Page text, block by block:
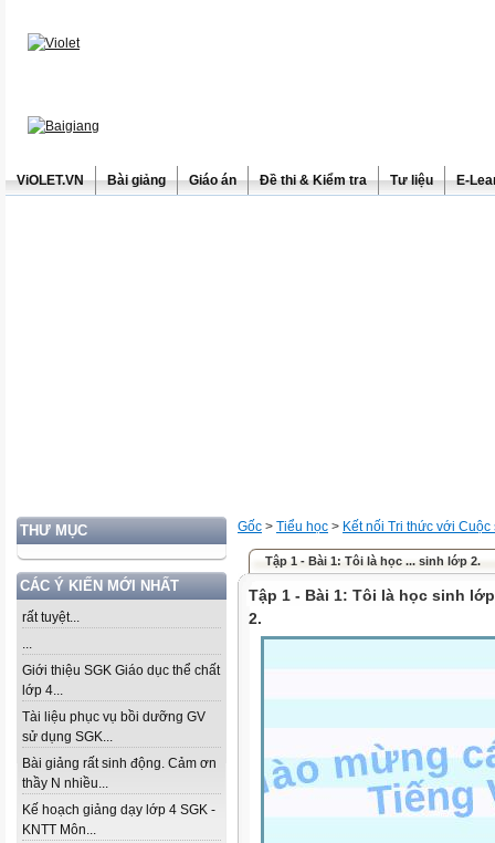
ViOLET.VN Bài giảng Giáo án Đề thi & Kiểm tra Tư liệu E-
THƯ MỤC
CÁC Ý KIẾN MỚI NHẤT
rất tuyệt...
...
Giới thiệu SGK Giáo dục thể chất
lớp 4...
Tài liệu phục vụ bồi dưỡng GV
sử dụng SGK...
Bài giảng rất sinh động. Cảm ơn
thầy N nhiều...
Kế hoạch giảng dạy lớp 4 SGK -
KNTT Môn...
Gốc > Tiểu học > Kết nối Tri thức với Cuộc
Tập 1 - Bài 1: Tôi là học ... sinh lớp 2.
Tập 1 - Bài 1: Tôi là học sinh
2.